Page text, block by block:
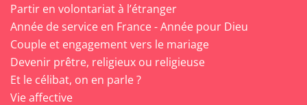
Partir en volontariat à l’étranger
Année de service en France - Année pour Dieu
Couple et engagement vers le mariage
Devenir prêtre, religieux ou religieuse
Et le célibat, on en parle ?
Vie affective